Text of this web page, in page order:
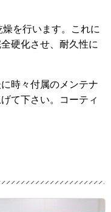
を行います。これに
硬化させ、耐久性に
時々付属のメンテナ
て下さい。コーティ